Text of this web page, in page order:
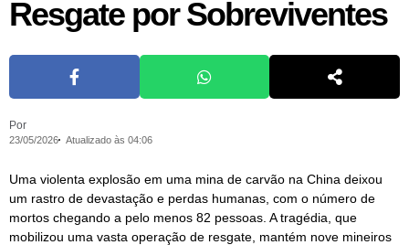
Resgate por Sobreviventes
Por
23/05/2026 Atualizado às 04:06
Uma violenta explosão em uma mina de carvão na China deixou
um rastro de devastação e perdas humanas, com o número de
mortos chegando a pelo menos 82 pessoas. A tragédia, que
mobilizou uma vasta operação de resgate, mantém nove mineiros